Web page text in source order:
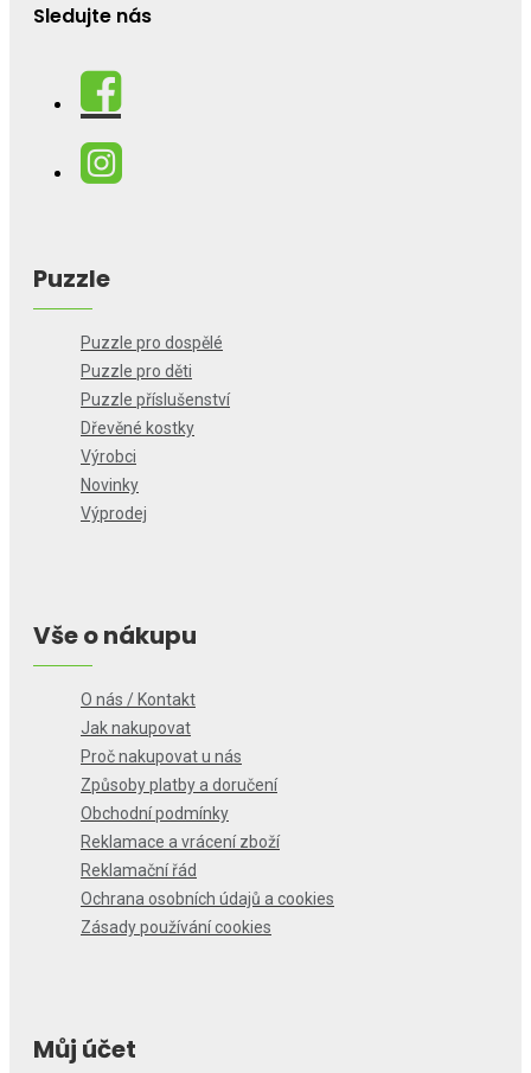
Sledujte nás
Puzzle
Puzzle pro dospělé
Puzzle pro děti
Puzzle příslušenství
Dřevěné kostky
Výrobci
Novinky
Výprodej
Vše o nákupu
O nás / Kontakt
Jak nakupovat
Proč nakupovat u nás
Způsoby platby a doručení
Obchodní podmínky
Reklamace a vrácení zboží
Reklamační řád
Ochrana osobních údajů a cookies
Zásady používání cookies
Můj účet